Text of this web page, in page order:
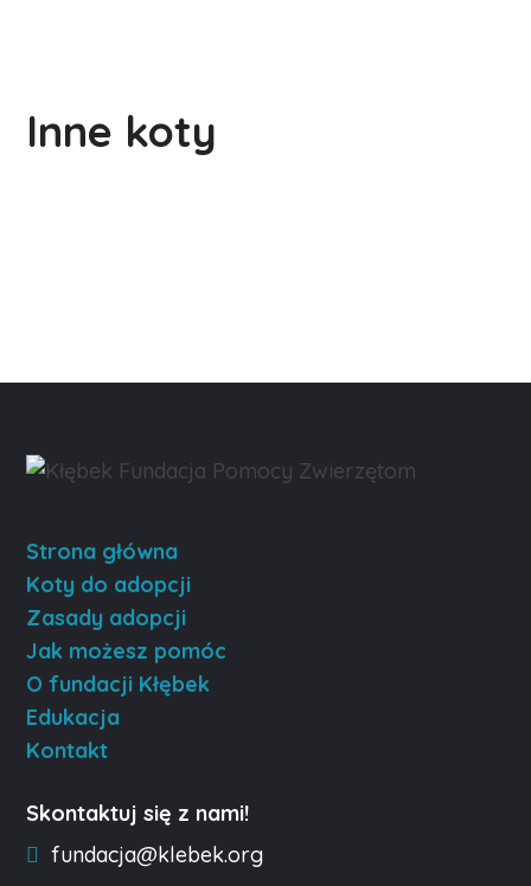
Inne koty
Różyczka
#Kotka #Szukają domu
Darek
Strona główna
Koty do adopcji
Zasady adopcji
Jak możesz pomóc
O fundacji Kłębek
Edukacja
Kontakt
Skontaktuj się z nami!
fundacja@klebek.org